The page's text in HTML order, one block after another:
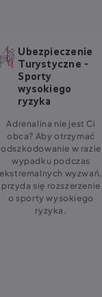
Ubezpieczenie
Turystyczne -
Sporty
wysokiego
ryzyka
Adrenalina nie jest Ci
obca? Aby otrzymać
odszkodowanie w razie
wypadku podczas
ekstremalnych wyzwań,
przyda się rozszerzenie
o sporty wysokiego
ryzyka.